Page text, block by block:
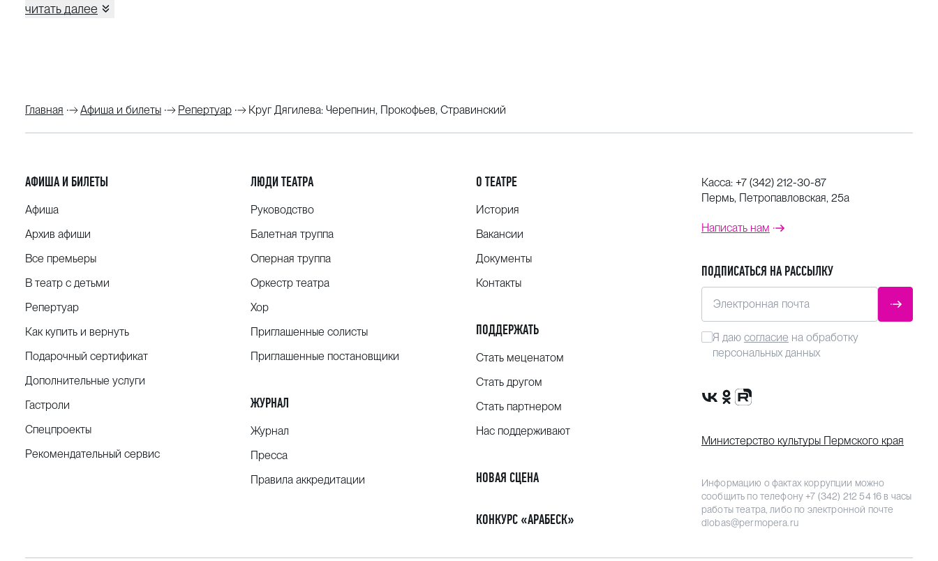
Эдуард Морозов (баритон)
Андрей Коломоец (альт)
Ольга Бочкарева
Наталья Кириллова
читать далее
Главная Афиша и билеты Репертуар Круг Дягилева: Черепнин, Прокофьев, Стравинский
АФИША И БИЛЕТЫ
Афиша
Архив афиши
Все премьеры
В театр с детьми
Репертуар
Как купить и вернуть
Подарочный сертификат
Дополнительные услуги
Гастроли
Спецпроекты
Рекомендательный сервис
ЛЮДИ ТЕАТРА
Руководство
Балетная труппа
Оперная труппа
Оркестр театра
Хор
Приглашенные солисты
Приглашенные постановщики
ЖУРНАЛ
Журнал
Пресса
Правила аккредитации
О ТЕАТРЕ
История
Вакансии
Документы
Контакты
ПОДДЕРЖАТЬ
Стать меценатом
Стать другом
Стать партнером
Нас поддерживают
НОВАЯ СЦЕНА
КОНКУРС «АРАБЕСК»
Касса: +7 (342) 212-30-87
Пермь, Петропавловская, 25а
Написать нам
ПОДПИСАТЬСЯ НА РАССЫЛКУ
Электронная почта
Я даю согласие на обработку
персональных данных
Сообщество VK
Группа в одноклассниках
Канал Rutube
Министерство культуры Пермского края
Информацию о фактах коррупции можно
сообщить по телефону+7 (342) 212 54 16 в часы
работы театра, либо по электронной почте
dlobas@permopera.ru